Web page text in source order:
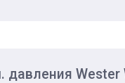
Wester